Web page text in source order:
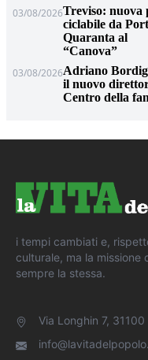
03/08/2026Treviso: nuova
ciclabile da
Quaranta al
“Canova”
03/08/2026Adriano
il nuovo
Centro della
i tempi cambiati e,
culturale, ma la missione
sempre la stessa.
Via Longhin 7, 31100